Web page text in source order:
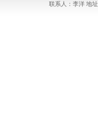
联系人：李洋 地